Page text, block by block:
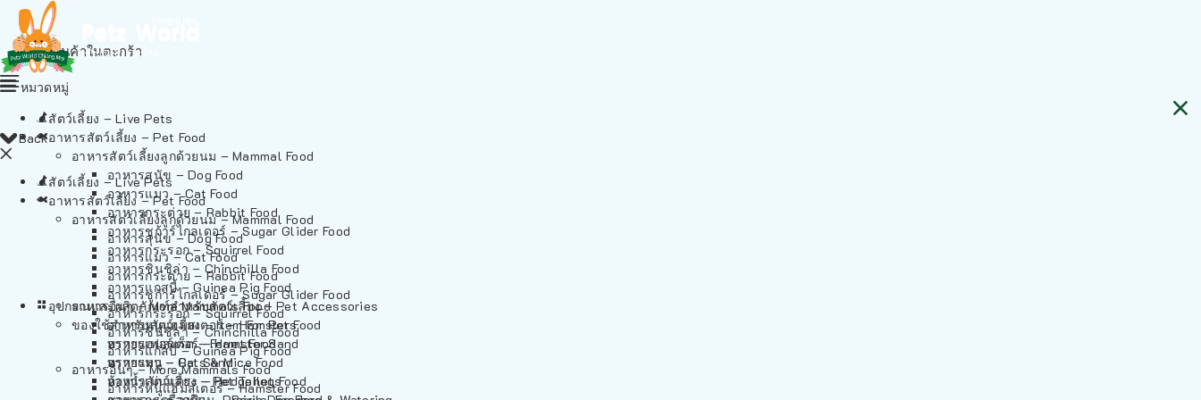
ไม่มีสินค้าในตะกร้า
Back
สัตว์เลี้ยง – Live Pets
อาหารสัตว์เลี้ยง – Pet Food
อาหารสัตว์เลี้ยงลูกด้วยนม – Mammal Food
อาหารสุนัข – Dog Food
อาหารแมว – Cat Food
อาหารกระต่าย – Rabbit Food
อาหารชูก้าร์ไกลเดอร์ – Sugar Glider Food
อาหารกระรอก – Squirrel Food
อาหารชินชิล่า – Chinchilla Food
อาหารแกสบี้ – Guinea Pig Food
อาหารอื่นๆ – More Mammals Food
อาหารหนูแฮมสเตอร์ – Hamster Food
หมวดหมู่
สัตว์เลี้ยง – Live Pets
อาหารสัตว์เลี้ยง – Pet Food
อาหารสัตว์เลี้ยงลูกด้วยนม – Mammal Food
อาหารสุนัข – Dog Food
อาหารแมว – Cat Food
อาหารกระต่าย – Rabbit Food
อาหารชูก้าร์ไกลเดอร์ – Sugar Glider Food
อาหารกระรอก – Squirrel Food
อาหารชินชิล่า – Chinchilla Food
อาหารแกสบี้ – Guinea Pig Food
อาหารอื่นๆ – More Mammals Food
อาหารหนูแฮมสเตอร์ – Hamster Food
อาหารเฟอร์เร็ต – Ferret Food
อาหารหนู – Rats & Mice Food
อาหารเม่นแคระ – Hedgehog Food
อุปกรณและผลิตภัณฑ์สำหรับสัตว์เลี้ยง – Pet Accessories
ของใช้สำหรับสัตว์เลี้ยง – Item For Pets
ทรายแฮมสเตอร์ – Hamster Sand
ทรายแมว – Cat Sand
ห้องน้ำสัตว์เลี้ยง – Pet Toilets